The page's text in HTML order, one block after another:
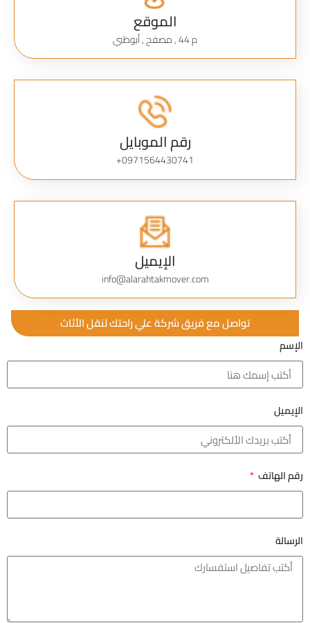
الموقع
م 44 , مصفح , أبوظبي
رقم الموبايل
0971564430741+
الإيميل
info@alarahtakmover.com
تواصل مع فريق شركة علي راحتك لنقل الأثاث
الإسم
الإيميل
رقم الهاتف
الرسالة